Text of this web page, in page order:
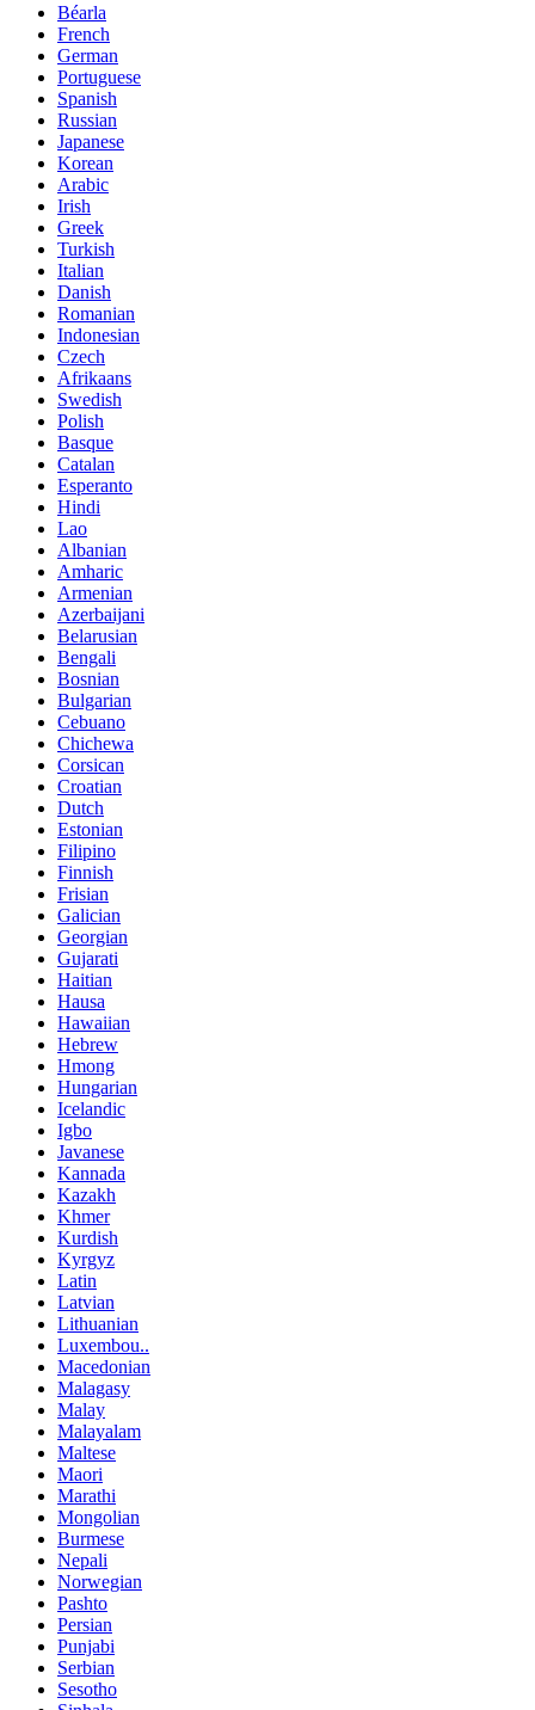
Béarla
French
German
Portuguese
Spanish
Russian
Japanese
Korean
Arabic
Irish
Greek
Turkish
Italian
Danish
Romanian
Indonesian
Czech
Afrikaans
Swedish
Polish
Basque
Catalan
Esperanto
Hindi
Lao
Albanian
Amharic
Armenian
Azerbaijani
Belarusian
Bengali
Bosnian
Bulgarian
Cebuano
Chichewa
Corsican
Croatian
Dutch
Estonian
Filipino
Finnish
Frisian
Galician
Georgian
Gujarati
Haitian
Hausa
Hawaiian
Hebrew
Hmong
Hungarian
Icelandic
Igbo
Javanese
Kannada
Kazakh
Khmer
Kurdish
Kyrgyz
Latin
Latvian
Lithuanian
Luxembou..
Macedonian
Malagasy
Malay
Malayalam
Maltese
Maori
Marathi
Mongolian
Burmese
Nepali
Norwegian
Pashto
Persian
Punjabi
Serbian
Sesotho